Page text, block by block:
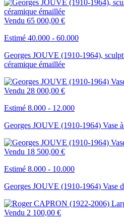
Vendu 65 000,00 €
Estimé 40.000 - 60.000
Georges JOUVE (1910-1964),
céramique émaillée
Vendu 28 000,00 €
Estimé 8.000 - 12.000
Georges JOUVE (1910-1964) Vase
Vendu 18 500,00 €
Estimé 8.000 - 10.000
Georges JOUVE (1910-1964) Vase
Vendu 2 100,00 €